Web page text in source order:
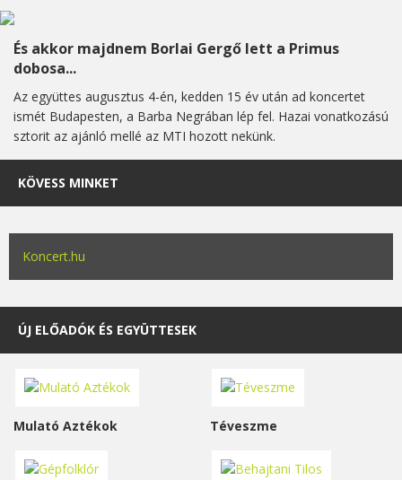
És akkor majdnem Borlai Gergő lett a Primus
dobosa...
Az együttes augusztus 4-én, kedden 15 év után ad koncertet
ismét Budapesten, a Barba Negrában lép fel. Hazai vonatkozású
sztorit az ajánló mellé az MTI hozott nekünk.
KÖVESS MINKET
Koncert.hu
ÚJ ELŐADÓK ÉS EGYÜTTESEK
Mulató Aztékok Téveszme